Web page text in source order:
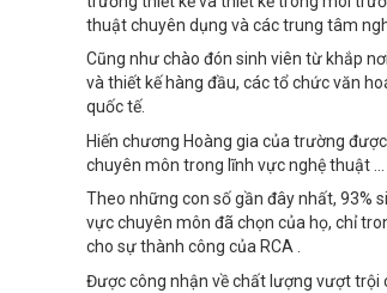
thuật chuyên dụng và các trung tâm
Cũng như chào đón sinh viên từ khắp
và thiết kế hàng đầu, các tổ chức văn
quốc tế.
Hiến chương Hoàng gia của trường
chuyên môn trong lĩnh vực nghệ thuật
Theo những con số gần đây nhất, 93%
vực chuyên môn đã chọn của họ, chỉ
cho sự thành công của RCA .
Được công nhận về chất lượng vượt trội